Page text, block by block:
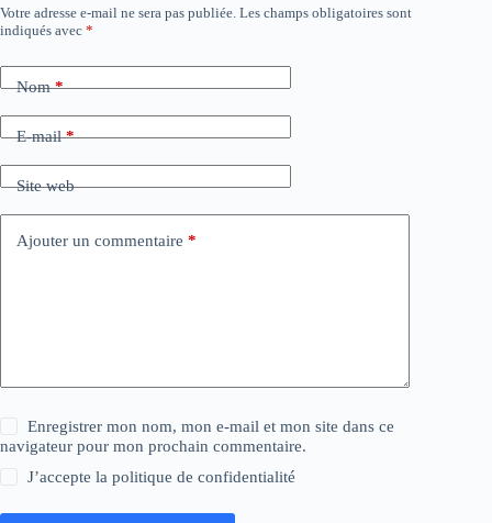
Votre adresse e-mail ne sera pas publiée. Les champs obligatoires sont
indiqués avec *
Nom*
E-mail*
Site web
Ajouter un commentaire *
Enregistrer mon nom, mon e-mail et mon site dans ce
navigateur pour mon prochain commentaire.
J’accepte lapolitique de confidentialité